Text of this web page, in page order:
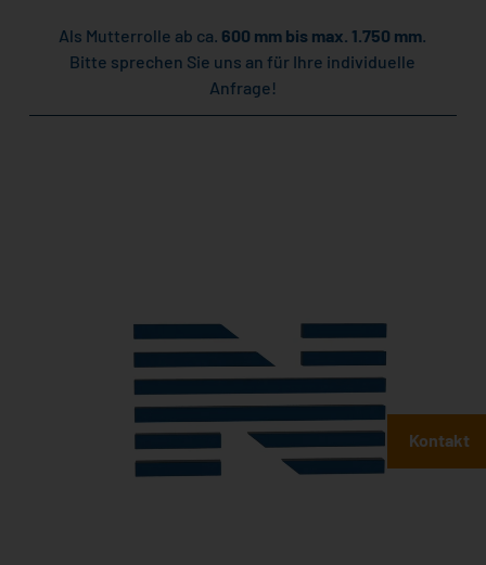
Als Mutterrolle ab ca. 600 mm bis max. 1.750 mm.
Bitte sprechen Sie uns an für Ihre individuelle
Anfrage!
Kontakt